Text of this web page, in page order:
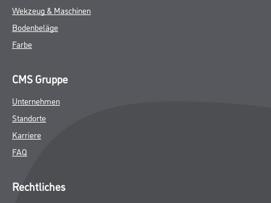
Wekzeug & Maschinen
Bodenbeläge
Farbe
CMS Gruppe
Unternehmen
Standorte
Karriere
FAQ
Rechtliches